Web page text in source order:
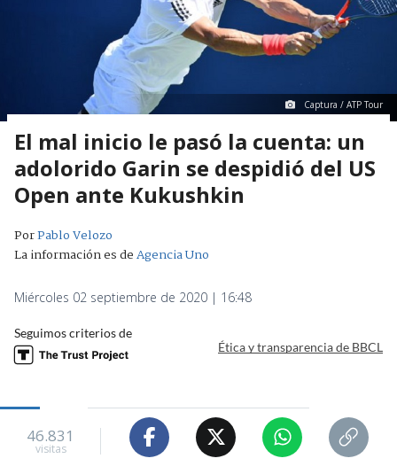
Captura / ATP Tour
El mal inicio le pasó la cuenta: un
adolorido Garin se despidió del US
Open ante Kukushkin
PorPablo Velozo
La información es deAgencia Uno
Miércoles 02 septiembre de 2020 | 16:48
Seguimos criterios de
Ética y transparencia de BBCL
46.831
visitas